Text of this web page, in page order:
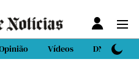
Vídeos DN Sport